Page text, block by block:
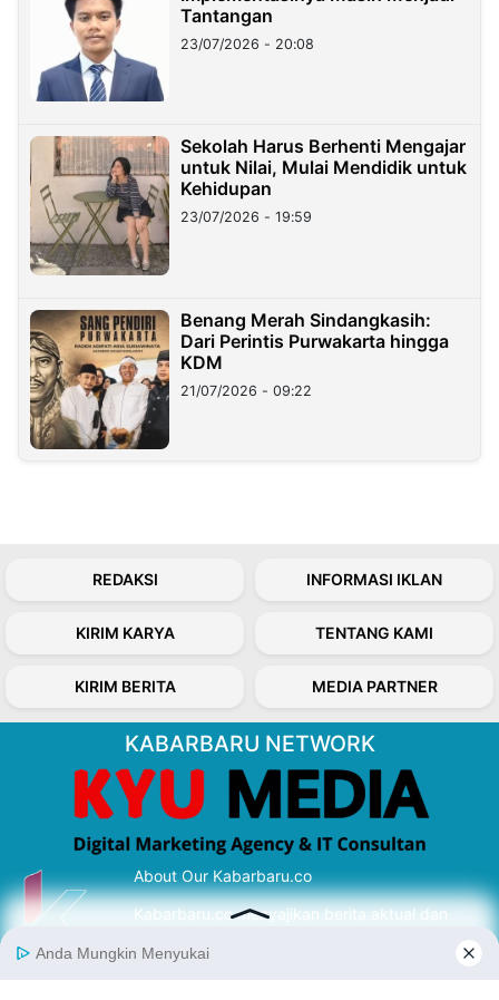
Tantangan
23/07/2026 - 20:08
Sekolah Harus Berhenti Mengajar
untuk Nilai, Mulai Mendidik untuk
Kehidupan
23/07/2026 - 19:59
Benang Merah Sindangkasih:
Dari Perintis Purwakarta hingga
KDM
21/07/2026 - 09:22
REDAKSI INFORMASI IKLAN
KIRIM KARYA TENTANG KAMI
KIRIM BERITA MEDIA PARTNER
KABARBARU NETWORK
About Our Kabarbaru.co
Kabarbaru.co menyajikan berita aktual dan
serta terverifikasi dari sumber yang tepat.